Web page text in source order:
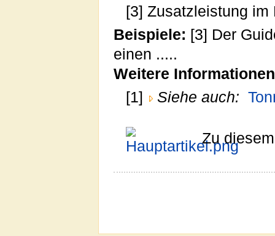
[3] Zusatzleistung im
Beispiele: [3] Der
einen .....
Weitere
[1]
Siehe auch:
Zu diesem